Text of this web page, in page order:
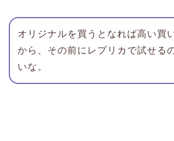
オリジナルを買うとなれば高い買
から、その前にレプリカで試せる
いな。